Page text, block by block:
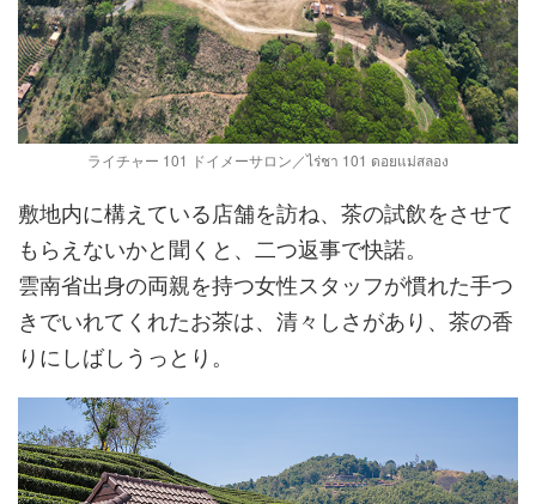
ライチャー 101 ドイメーサロン／ไร่ชา 101 ดอยแม่สลอง
敷地内に構えている店舗を訪ね、茶の試飲をさせて
もらえないかと聞くと、二つ返事で快諾。
雲南省出身の両親を持つ女性スタッフが慣れた手つ
きでいれてくれたお茶は、清々しさがあり、茶の香
りにしばしうっとり。